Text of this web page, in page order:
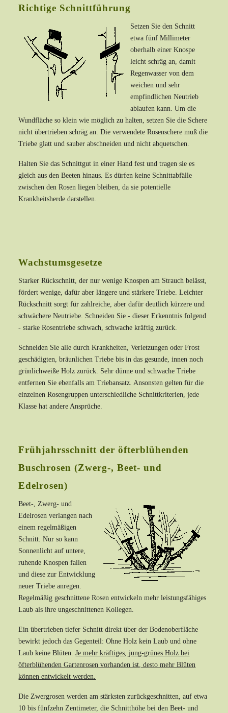
Richtige Schnittführung
Setzen Sie den Schnitt
etwa fünf Millimeter
oberhalb einer Knospe
leicht schräg an, damit
Regenwasser von dem
weichen und sehr
empfindlichen Neutrieb
ablaufen kann. Um die
Wundfläche so klein wie möglich zu halten, setzen Sie die Schere
nicht übertrieben schräg an. Die verwendete Rosenschere muß die
Triebe glatt und sauber abschneiden und nicht abquetschen.
Halten Sie das Schnittgut in einer Hand fest und tragen sie es
gleich aus den Beeten hinaus. Es dürfen keine Schnittabfälle
zwischen den Rosen liegen bleiben, da sie potentielle
Krankheitsherde darstellen.
Wachstumsgesetze
Starker Rückschnitt, der nur wenige Knospen am Strauch belässt,
fördert wenige, dafür aber längere und stärkere Triebe. Leichter
Rückschnitt sorgt für zahlreiche, aber dafür deutlich kürzere und
schwächere Neutriebe. Schneiden Sie - dieser Erkenntnis folgend
- starke Rosentriebe schwach, schwache kräftig zurück.
Schneiden Sie alle durch Krankheiten, Verletzungen oder Frost
geschädigten, bräunlichen Triebe bis in das gesunde, innen noch
grünlichweiße Holz zurück. Sehr dünne und schwache Triebe
entfernen Sie ebenfalls am Triebansatz. Ansonsten gelten für die
einzelnen Rosengruppen unterschiedliche Schnittkriterien, jede
Klasse hat andere Ansprüche.
Frühjahrsschnitt der öfterblühenden
Buschrosen (Zwerg-, Beet- und
Edelrosen)
Beet-, Zwerg- und
Edelrosen verlangen nach
einem regelmäßigen
Schnitt. Nur so kann
Sonnenlicht auf untere,
ruhende Knospen fallen
und diese zur Entwicklung
neuer Triebe anregen.
Regelmäßig geschnittene Rosen entwickeln mehr leistungsfähiges
Laub als ihre ungeschnittenen Kollegen.
Ein übertrieben tiefer Schnitt direkt über der Bodenoberfläche
bewirkt jedoch das Gegenteil: Ohne Holz kein Laub und ohne
Laub keine Blüten.Je mehr kräftiges, jung-grünes Holz bei
öfterblühenden Gartenrosen vorhanden ist, desto mehr Blüten
können entwickelt werden.
Die Zwergrosen werden am stärksten zurückgeschnitten, auf etwa
10 bis fünfzehn Zentimeter, die Schnitthöhe bei den Beet- und